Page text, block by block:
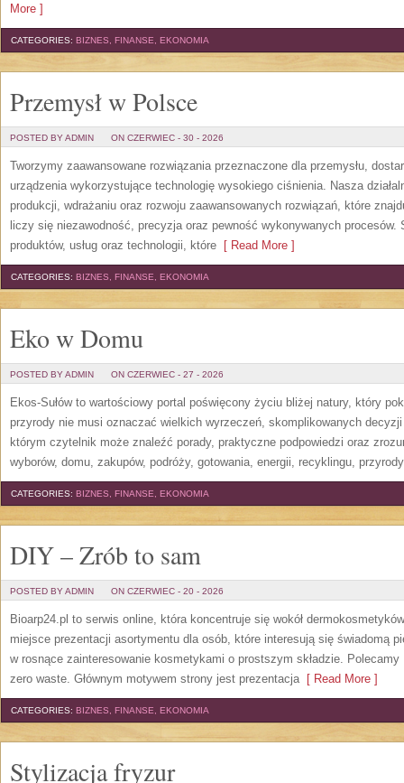
More ]
CATEGORIES: BIZNES, FINANSE, EKONOMIA
Przemysł w Polsce
POSTED BY ADMIN ON CZERWIEC - 30 - 2026
Tworzymy zaawansowane rozwiązania przeznaczone dla przemysłu,
urządzenia wykorzystujące technologię wysokiego ciśnienia. Nasza
produkcji, wdrażaniu oraz rozwoju zaawansowanych rozwiązań, które
liczy się niezawodność, precyzja oraz pewność wykonywanych procesów.
produktów, usług oraz technologii, które [ Read More ]
CATEGORIES: BIZNES, FINANSE, EKONOMIA
Eko w Domu
POSTED BY ADMIN ON CZERWIEC - 27 - 2026
Ekos-Sułów to wartościowy portal poświęcony życiu bliżej natury, który
przyrody nie musi oznaczać wielkich wyrzeczeń, skomplikowanych
którym czytelnik może znaleźć porady, praktyczne podpowiedzi oraz
wyborów, domu, zakupów, podróży, gotowania, energii, recyklingu,
CATEGORIES: BIZNES, FINANSE, EKONOMIA
DIY – Zrób to sam
POSTED BY ADMIN ON CZERWIEC - 20 - 2026
Bioarp24.pl to serwis online, która koncentruje się wokół
miejsce prezentacji asortymentu dla osób, które interesują się świadomą
w rosnące zainteresowanie kosmetykami o prostszym składzie. Polecamy
zero waste. Głównym motywem strony jest prezentacja[ Read More ]
CATEGORIES: BIZNES, FINANSE, EKONOMIA
Stylizacja fryzur